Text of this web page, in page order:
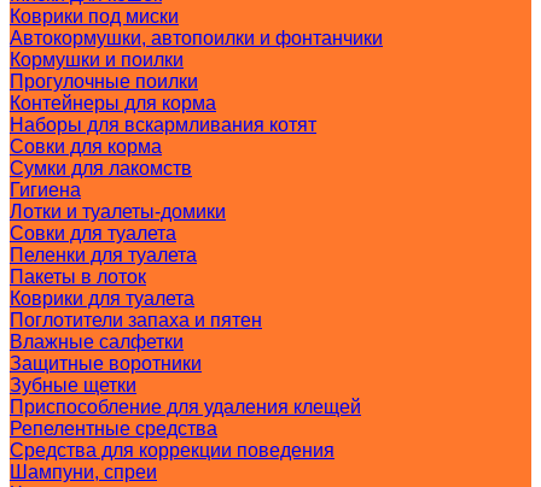
Коврики под миски
Автокормушки, автопоилки и фонтанчики
Кормушки и поилки
Прогулочные поилки
Контейнеры для корма
Наборы для вскармливания котят
Совки для корма
Сумки для лакомств
Гигиена
Лотки и туалеты-домики
Совки для туалета
Пеленки для туалета
Пакеты в лоток
Коврики для туалета
Поглотители запаха и пятен
Влажные салфетки
Защитные воротники
Зубные щетки
Приспособление для удаления клещей
Репелентные средства
Средства для коррекции поведения
Шампуни, спреи